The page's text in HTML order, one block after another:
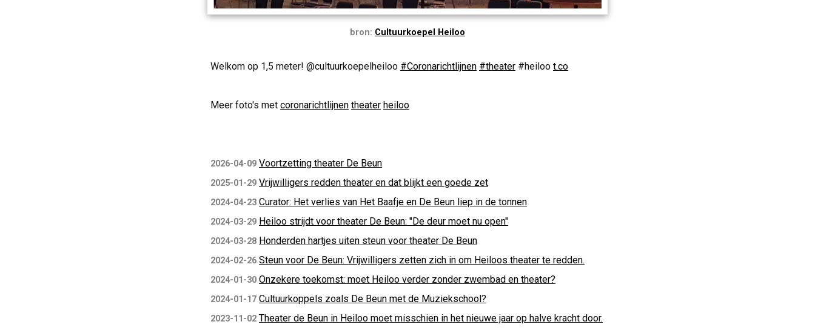
bron: Cultuurkoepel Heiloo
Welkom op 1,5 meter! @cultuurkoepelheiloo #Coronarichtlijnen #theater #heiloo t.co
Meer foto's met coronarichtlijnen theater heiloo
2026-04-09 Voortzetting theater De Beun
2025-01-29 Vrijwilligers redden theater en dat blijkt een goede zet
2024-04-23 Curator: Het verlies van Het Baafje en De Beun liep in de tonnen
2024-03-29 Heiloo strijdt voor theater De Beun: "De deur moet nu open"
2024-03-28 Honderden hartjes uiten steun voor theater De Beun
2024-02-26 Steun voor De Beun: Vrijwilligers zetten zich in om Heiloos theater te redden.
2024-01-30 Onzekere toekomst: moet Heiloo verder zonder zwembad en theater?
2024-01-17 Cultuurkoppels zoals De Beun met de Muziekschool?
2023-11-02 Theater de Beun in Heiloo moet misschien in het nieuwe jaar op halve kracht door.